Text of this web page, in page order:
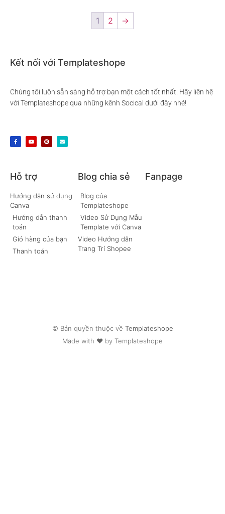
1 2 →
Kết nối với Templateshope
Chúng tôi luôn sẵn sàng hỗ trợ bạn một cách tốt nhất. Hãy liên hệ
với Templateshope qua những kênh Socical dưới đây nhé!
Hỗ trợ
Hướng dẫn sử dụng
Canva
Hướng dẫn thanh
toán
Giỏ hàng của bạn
Thanh toán
Blog chia sẻ
Blog của
Templateshope
Video Sử Dụng Mẫu
Template với Canva
Video Hướng dẫn
Trang Trí Shopee
Fanpage
© Bản quyền thuộc về Templateshope
Made with ❤ by Templateshope